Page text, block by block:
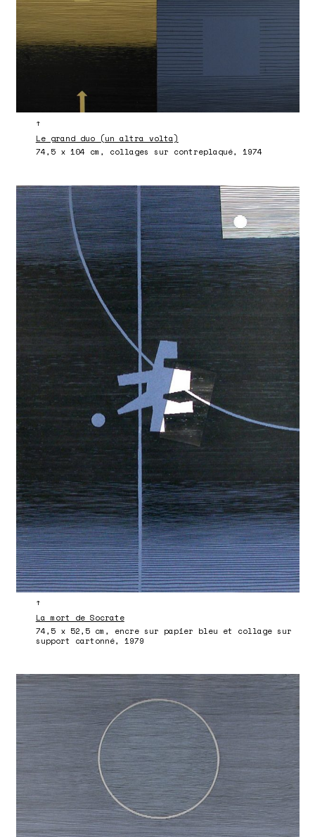
↑
Le grand duo (un altra volta)
74,5 x 104 cm, collages sur contreplaqué, 1974
↑
La mort de Socrate
74,5 x 52,5 cm, encre sur papier bleu et collage sur
support cartonné, 1979